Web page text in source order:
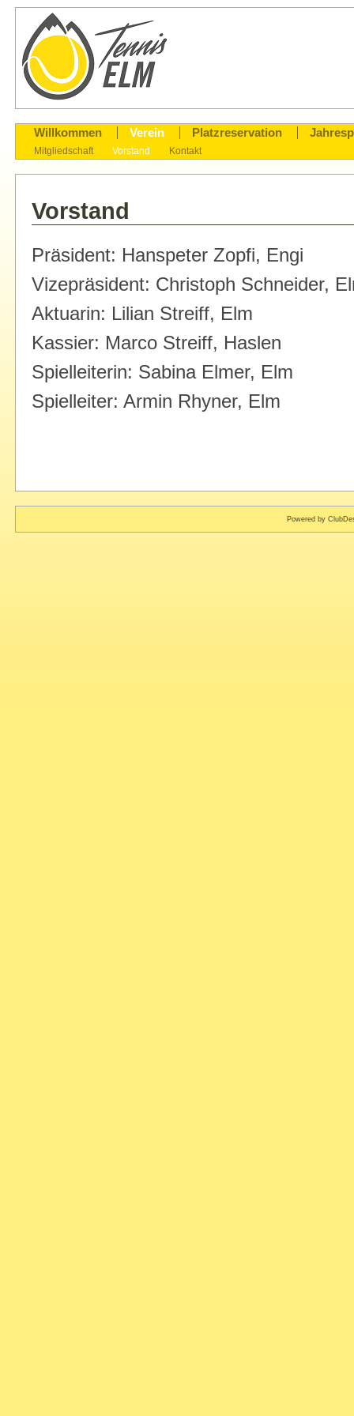
Willkommen Verein Platzreservation
Mitgliedschaft Vorstand Kontakt
Vorstand
Präsident: Hanspeter Zopfi, Engi
Vizepräsident: Christoph Schneider,
Aktuarin: Lilian Streiff, Elm
Kassier: Marco Streiff, Haslen
Spielleiterin: Sabina Elmer, Elm
Spielleiter: Armin Rhyner, Elm
Powered by